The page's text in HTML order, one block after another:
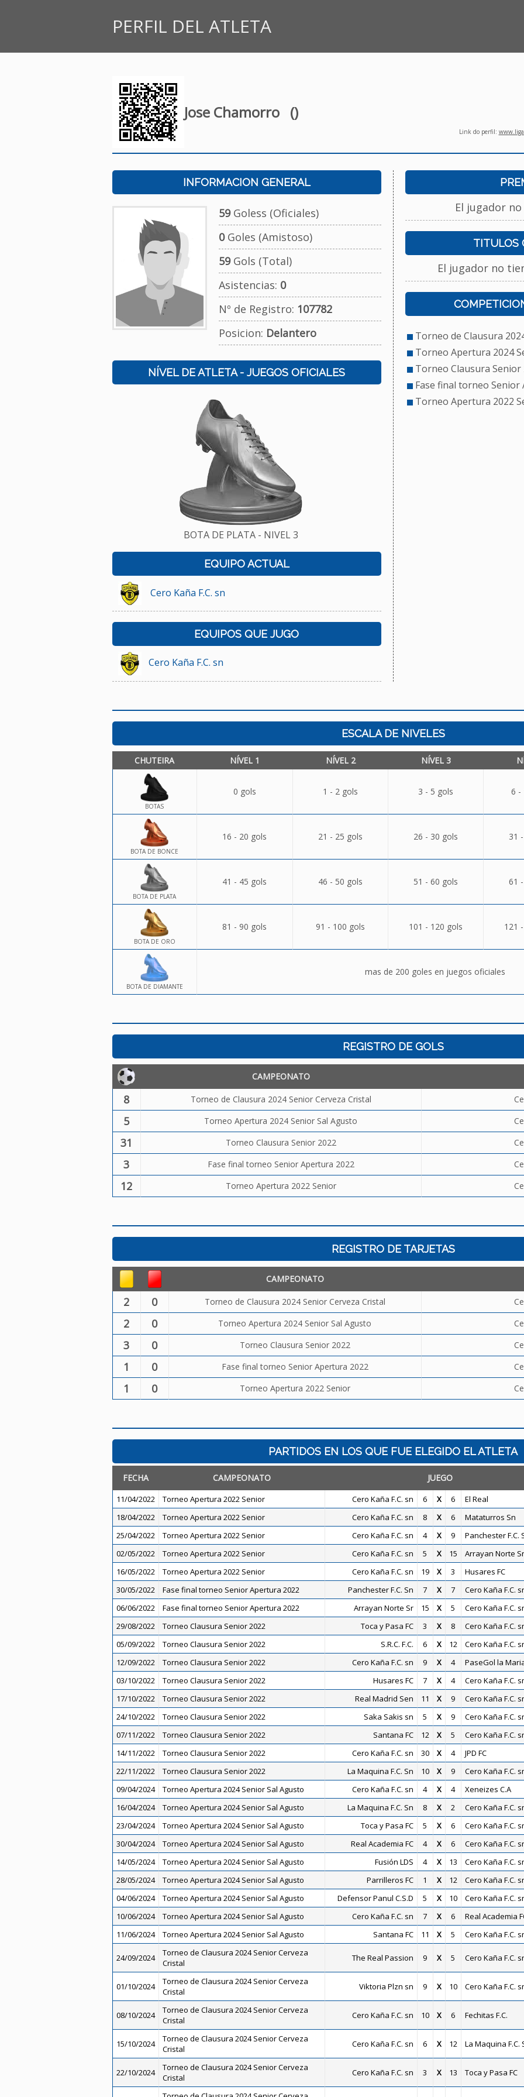
PERFIL DEL ATLETA
Jose Chamorro ()
Link do perfil:
INFORMACION GENERAL
59Goless (Oficiales)
0Goles (Amistoso)
59Gols (Total)
Asistencias: 0
Nº de Registro: 107782
Posicion: Delantero
NÍVEL DE ATLETA - JUEGOS OFICIALES
BOTA DE PLATA - NIVEL 3
EQUIPO ACTUAL
Cero Kaña F.C. sn
EQUIPOS QUE JUGO
Cero Kaña F.C. sn
El jugador
TITULOS
El jugador no
Torneo de Clausura
Torneo Apertura 2024
Torneo Clausura Senior
Fase final torneo Senior
Torneo Apertura 2022
ESCALA DE NIVELES
CHUTEIRA NÍVEL 1 NÍVEL 2 NÍVEL 3
BOTAS
0 gols 1 - 2 gols 3 - 5 gols 6 -
BOTA DE BONCE
16 - 20 gols 21 - 25 gols 26 - 30 gols 31
BOTA DE PLATA
41 - 45 gols 46 - 50 gols 51 - 60 gols 61
BOTA DE ORO
81 - 90 gols 91 - 100 gols 101 - 120 gols 121
BOTA DE DIAMANTE
mas de 200 goles en juegos oficiales
REGISTRO DE GOLS
CAMPEONATO
8 Torneo de Clausura 2024 Senior Cerveza Cristal
5 Torneo Apertura 2024 Senior Sal Agusto
31 Torneo Clausura Senior 2022
3 Fase final torneo Senior Apertura 2022
12 Torneo Apertura 2022 Senior
REGISTRO DE TARJETAS
CAMPEONATO
2 0 Torneo de Clausura 2024 Senior Cerveza Cristal
2 0 Torneo Apertura 2024 Senior Sal Agusto
3 0 Torneo Clausura Senior 2022
1 0 Fase final torneo Senior Apertura 2022
1 0 Torneo Apertura 2022 Senior
PARTIDOS EN LOS QUE FUE ELEGIDO EL ATLETA
FECHA CAMPEONATO JUEGO
11/04/2022 Torneo Apertura 2022 Senior Cero Kaña F.C. sn 6 X 6 El Real
18/04/2022
Torneo Apertura 2022 Senior Cero Kaña F.C. sn 8 X 6 Mataturros Sn
25/04/2022
Torneo Apertura 2022 Senior Cero Kaña F.C. sn 4 X 9 Panchester F.C.
02/05/2022
Torneo Apertura 2022 Senior Cero Kaña F.C. sn 5 X 15 Arrayan Norte Sr
16/05/2022
Torneo Apertura 2022 Senior Cero Kaña F.C. sn 19 X 3 Husares FC
30/05/2022
Fase final torneo Senior Apertura 2022 Panchester F.C. Sn 7 X 7 Cero Kaña F.C.
06/06/2022
Fase final torneo Senior Apertura 2022 Arrayan Norte Sr 15 X 5 Cero Kaña F.C.
29/08/2022
Torneo Clausura Senior 2022 Toca y Pasa FC 3 X 8 Cero Kaña F.C.
05/09/2022
Torneo Clausura Senior 2022 S.R.C. F.C. 6 X 12 Cero Kaña F.C.
12/09/2022
Torneo Clausura Senior 2022 Cero Kaña F.C. sn 9 X 4 PaseGol la
03/10/2022
Torneo Clausura Senior 2022 Husares FC 7 X 4 Cero Kaña F.C.
17/10/2022
Torneo Clausura Senior 2022 Real Madrid Sen 11 X 9 Cero Kaña F.C.
24/10/2022
Torneo Clausura Senior 2022 Saka Sakis sn 5 X 9 Cero Kaña F.C.
07/11/2022
Torneo Clausura Senior 2022 Santana FC 12 X 5 Cero Kaña F.C.
14/11/2022
Torneo Clausura Senior 2022 Cero Kaña F.C. sn 30 X 4 JPD FC
22/11/2022
Torneo Clausura Senior 2022 La Maquina F.C. Sn 10 X 9 Cero Kaña F.C.
09/04/2024
Torneo Apertura 2024 Senior Sal Agusto Cero Kaña F.C. sn 4 X 4 Xeneizes C.A
16/04/2024
Torneo Apertura 2024 Senior Sal Agusto La Maquina F.C. Sn 8 X 2 Cero Kaña F.C.
23/04/2024
Torneo Apertura 2024 Senior Sal Agusto Toca y Pasa FC 5 X 6 Cero Kaña F.C.
30/04/2024
Torneo Apertura 2024 Senior Sal Agusto Real Academia FC 4 X 6 Cero Kaña F.C.
14/05/2024
Torneo Apertura 2024 Senior Sal Agusto Fusión LDS 4 X 13 Cero Kaña F.C.
28/05/2024
Torneo Apertura 2024 Senior Sal Agusto Parrilleros FC 1 X 12 Cero Kaña F.C.
04/06/2024
Torneo Apertura 2024 Senior Sal Agusto Defensor Panul C.S.D 5 X 10 Cero Kaña F.C.
10/06/2024
Torneo Apertura 2024 Senior Sal Agusto Cero Kaña F.C. sn 7 X 6 Real Academia
11/06/2024
Torneo Apertura 2024 Senior Sal Agusto Santana FC 11 X 5 Cero Kaña F.C.
24/09/2024
Torneo de Clausura 2024 Senior Cerveza
Cristal
The Real Passion 9 X 5 Cero Kaña F.C.
01/10/2024
Torneo de Clausura 2024 Senior Cerveza
Cristal
Viktoria Plzn sn 9 X 10 Cero Kaña F.C.
08/10/2024
Torneo de Clausura 2024 Senior Cerveza
Cristal
Cero Kaña F.C. sn 10 X 6 Fechitas F.C.
15/10/2024
Torneo de Clausura 2024 Senior Cerveza
Cristal
Cero Kaña F.C. sn 6 X 12 La Maquina F.C.
22/10/2024
Torneo de Clausura 2024 Senior Cerveza
Cristal
Cero Kaña F.C. sn 3 X 13 Toca y Pasa FC